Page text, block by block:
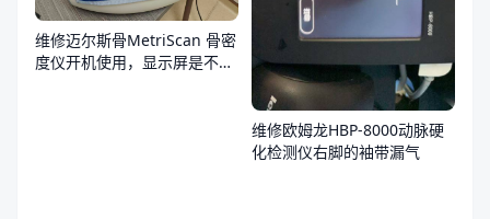
维修迈尔斯骨MetriScan 骨密
度仪开机使用，显示屏是不
维修欧姆龙HBP-8000动脉硬
化检测仪右脚的袖带漏气